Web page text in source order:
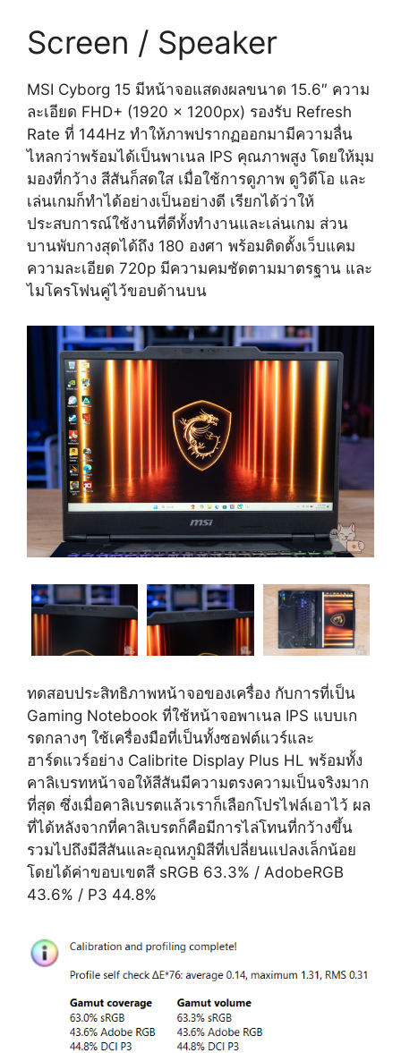
Screen / Speaker
MSI Cyborg 15 มีหน้าจอแสดงผลขนาด 15.6″ ความ
ละเอียด FHD+ (1920 x 1200px) รองรับ Refresh
Rate ที่ 144Hz ทำให้ภาพปรากฏออกมามีความลื่น
ไหลกว่าพร้อมได้เป็นพาเนล IPS คุณภาพสูง โดยให้มุม
มองที่กว้าง สีสันก็สดใส เมื่อใช้การดูภาพ ดูวิดีโอ และ
เล่นเกมก็ทำได้อย่างเป็นอย่างดี เรียกได้ว่าให้
ประสบการณ์ใช้งานที่ดีทั้งทำงานและเล่นเกม ส่วน
บานพับกางสุดได้ถึง 180 องศา พร้อมติดตั้งเว็บแคม
ความละเอียด 720p มีความคมชัดตามมาตรฐาน และ
ไมโครโฟนคู่ไว้ขอบด้านบน
ทดสอบประสิทธิภาพหน้าจอของเครื่อง กับการที่เป็น
Gaming Notebook ที่ใช้หน้าจอพาเนล IPS แบบเก
รดกลางๆ ใช้เครื่องมือที่เป็นทั้งซอฟต์แวร์และ
ฮาร์ดแวร์อย่าง Calibrite Display Plus HL พร้อมทั้ง
คาลิเบรทหน้าจอให้สีสันมีความตรงความเป็นจริงมาก
ที่สุด ซึ่งเมื่อคาลิเบรตแล้วเราก็เลือกโปรไฟล์เอาไว้ ผล
ที่ได้หลังจากที่คาลิเบรตก็คือมีการไล่โทนที่กว้างขึ้น
รวมไปถึงมีสีสันและอุณหภูมิสีที่เปลี่ยนแปลงเล็กน้อย
โดยได้ค่าขอบเขตสี sRGB 63.3% / AdobeRGB
43.6% / P3 44.8%